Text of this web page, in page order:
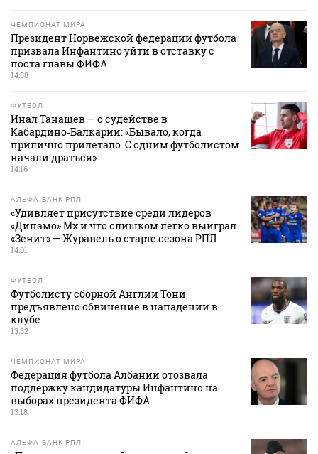
ЧЕМПИОНАТ МИРА
Президент Норвежской федерации футбола
призвала Инфантино уйти в отставку с
поста главы ФИФА
14:58
ФУТБОЛ
Инал Танашев — о судействе в
Кабардино‑Балкарии: «Бывало, когда
прилично прилетало. С одним футболистом
начали драться»
14:16
АЛЬФА-БАНК РПЛ
«Удивляет присутствие среди лидеров
«Динамо» Мх и что слишком легко выиграл
«Зенит» — Журавель о старте сезона РПЛ
14:01
ФУТБОЛ
Футболисту сборной Англии Тони
предъявлено обвинение в нападении в
клубе
13:32
ЧЕМПИОНАТ МИРА
Федерация футбола Албании отозвала
поддержку кандидатуры Инфантино на
выборах президента ФИФА
13:18
АЛЬФА-БАНК РПЛ